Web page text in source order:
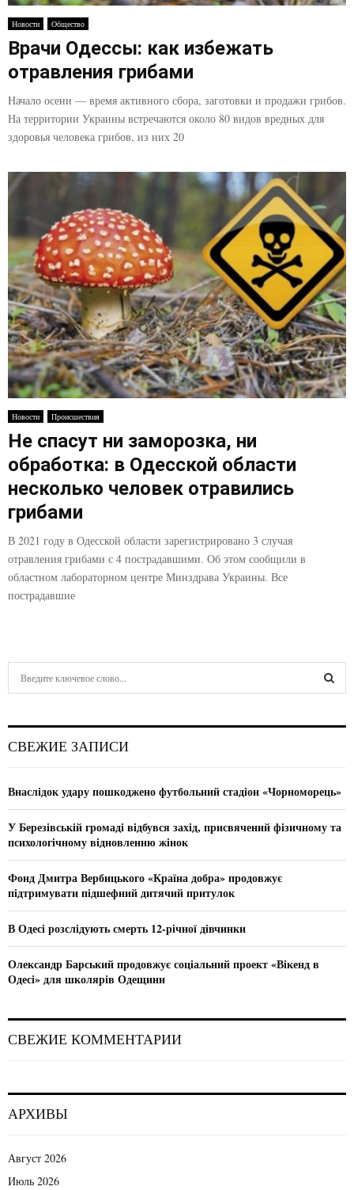
E
N
U
Новости Общество
Врачи Одессы: как избежать
отравления грибами
Начало осени — время активного сбора, заготовки и продажи грибов.
На территории Украины встречаются около 80 видов вредных для
здоровья человека грибов, из них 20
Новости Происшествия
Не спасут ни заморозка, ни
обработка: в Одесской области
несколько человек отравились
грибами
В 2021 году в Одесской области зарегистрировано 3 случая
отравления грибами с 4 пострадавшими. Об этом сообщили в
областном лабораторном центре Минздрава Украины. Все
пострадавшие
h
o
C
СВЕЖИЕ ЗАПИСИ
Внаслідок удару пошкоджено футбольний стадіон «Чорноморець»
У Березівській громаді відбувся захід, присвячений фізичному та
психологічному відновленню жінок
Фонд Дмитра Вербицького «Країна добра» продовжує
підтримувати підшефний дитячий притулок
В Одесі розслідують смерть 12-річної дівчинки
Олександр Барський продовжує соціальний проект «Вікенд в
Одесі» для школярів Одещини
СВЕЖИЕ КОММЕНТАРИИ
АРХИВЫ
Август 2026
Июль 2026